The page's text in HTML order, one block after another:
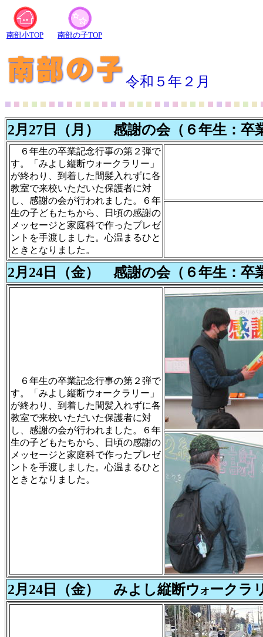
南部小TOP 南部の子TOP
令和５年２月
2月27日（月） 感謝の会（６年生：卒
６年生の卒業記念行事の第２弾で
す。「みよし縦断ウ オークラリー」
が終わり、到着した間髪入れずに各
教室で来校いただいた保護者に対
し、感謝の会が行われました。６年
生の子どもたちから、日頃の感謝の
メッセージと家庭科で作ったプレゼ
ントを手渡しました。心温まるひと
ときとなりました。
2月24日（金） 感謝の会（６年生：
６年生の卒業記念行事の第２弾で
す。「みよし縦断ウ オークラリー」
が終わり、到着した間髪入れずに各
教室で来校いただいた保護者に対
し、感謝の会が行われました。６年
生の子どもたちから、日頃の感謝の
メッセージと家庭科で作ったプレゼ
ントを手渡しました。心温まるひと
ときとなりました。
2月24日（金） みよし縦断ウオークラ